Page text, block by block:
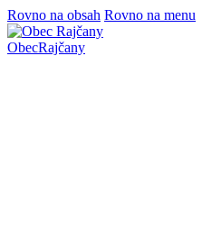
Rovno na obsah Rovno na menu
ObecRajčany